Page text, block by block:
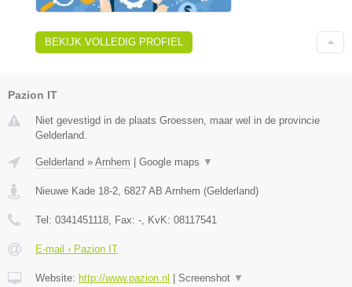
BEKIJK VOLLEDIG PROFIEL
Pazion IT
Niet gevestigd in de plaats Groessen, maar wel in de provincie
Gelderland.
Gelderland » Arnhem | Google maps ▼
Nieuwe Kade 18-2 6827 AB Arnhem (Gelderland)
Tel: 0341451118 , Fax: - , KvK: 08117541
E-mail › Pazion IT
Website: http://www.pazion.nl | Screenshot ▼